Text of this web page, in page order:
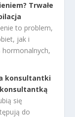
Trwałe
to problem,
jak i
hormonalnych,
konsultantki
się
do